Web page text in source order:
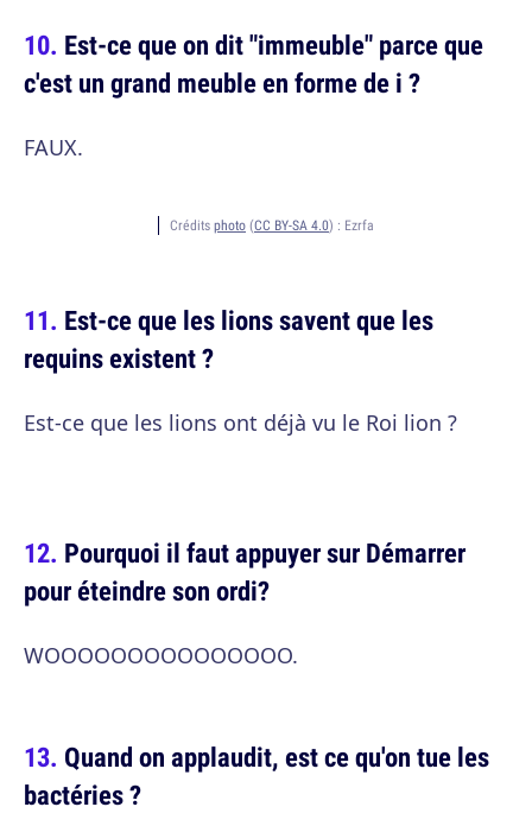
Est-ce que on dit "immeuble" parce que
c'est un grand meuble en forme de i ?
FAUX.
Crédits photo (CC BY-SA 4.0) : Ezrfa
Est-ce que les lions savent que les
requins existent ?
Est-ce que les lions ont déjà vu le Roi lion ?
Pourquoi il faut appuyer sur Démarrer
pour éteindre son ordi?
WOOOOOOOOOOOOOOO.
Quand on applaudit, est ce qu'on tue les
bactéries ?